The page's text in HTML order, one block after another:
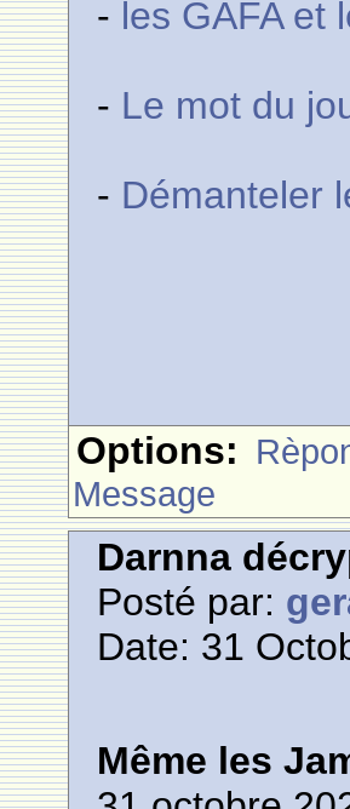
- les GAFA et
- Le mot du
- Démanteler
Options:
Message
Darnna
Posté par:
Date: 31
Même les